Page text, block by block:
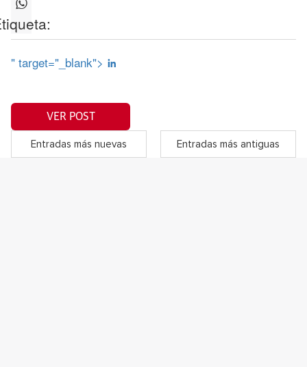
" target="_blank">
VER POST
Entradas más nuevas Entradas más antiguas